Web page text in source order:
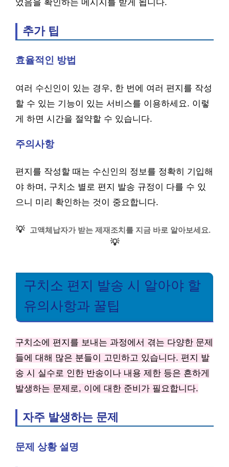
었음을 확인하는 메시지를 받게 됩니다.
추가 팁
효율적인 방법
여러 수신인이 있는 경우, 한 번에 여러 편지를 작성
할 수 있는 기능이 있는 서비스를 이용하세요. 이렇
게 하면 시간을 절약할 수 있습니다.
주의사항
편지를 작성할 때는 수신인의 정보를 정확히 기입해
야 하며, 구치소 별로 편지 발송 규정이 다를 수 있
으니 미리 확인하는 것이 중요합니다.
💡 고액체납자가 받는 제재조치를 지금 바로 알아보세요.
💡
구치소 편지 발송 시 알아야 할
유의사항과 꿀팁
구치소에 편지를 보내는 과정에서 겪는 다양한 문제
들에 대해 많은 분들이 고민하고 있습니다. 편지 발
송 시 실수로 인한 반송이나 내용 제한 등은 흔하게
발생하는 문제로, 이에 대한 준비가 필요합니다.
자주 발생하는 문제
문제 상황 설명